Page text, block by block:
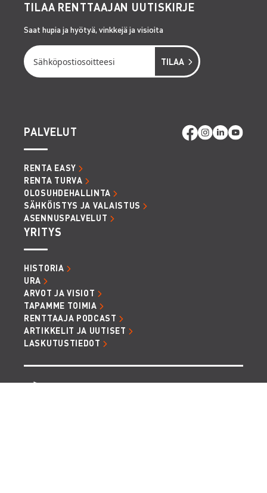
TILAA RENTTAAJAN UUTISKIRJE
Saat hupia ja hyötyä, vinkkejä ja visioita
PALVELUT
RENTA EASY
RENTA TURVA
OLOSUHDEHALLINTA
SÄHKÖISTYS JA VALAISTUS
ASENNUSPALVELUT
YRITYS
HISTORIA
URA
ARVOT JA VISIOT
TAPAMME TOIMIA
RENTTAAJA PODCAST
ARTIKKELIT JA UUTISET
LASKUTUSTIEDOT